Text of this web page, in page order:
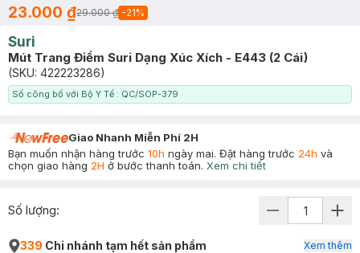
23.000 ₫29.000 ₫ -21%
Suri
Mút Trang Điểm Suri Dạng Xúc Xích - E443 (2 Cái)
(SKU: 422223286)
Số công bố với Bộ Y Tế : QC/SOP-379
Giao Nhanh Miễn Phí 2H
Bạn muốn nhận hàng trước 10h ngày mai. Đặt hàng trước 24h và
chọn giao hàng 2H ở bước thanh toán. Xem chi tiết
Số lượng:
339 Chi nhánh tạm hết sản phẩm Xem thêm